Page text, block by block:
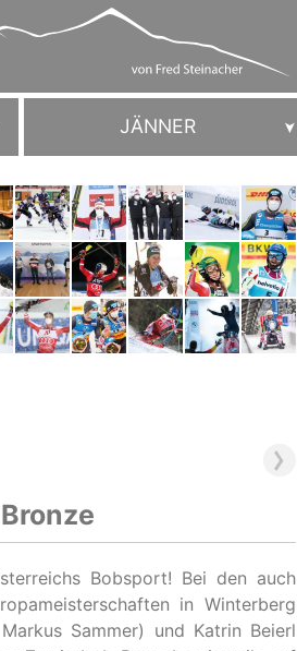
JÄNNER
Bobsport! Bei den auch
in Winterberg
Sammer) und Katrin Beierl